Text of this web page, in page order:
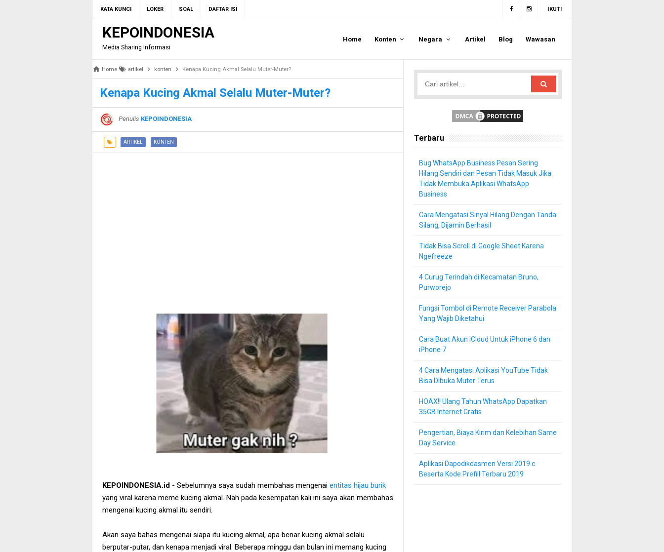
KATA KUNCI LOKER SOAL DAFTAR ISI IKUTI
KEPOINDONESIA
Media Sharing Informasi
Home Konten Negara Artikel Blog Wawasan
Home artikel konten Kenapa Kucing Akmal Selalu Muter-Muter?
Kenapa Kucing Akmal Selalu Muter-Muter?
Penulis KEPOINDONESIA
ARTIKEL KONTEN
KEPOINDONESIA.id - Sebelumnya saya sudah membahas mengenai entitas hijau burik
yang viral karena meme kucing akmal. Nah pada kesempatan kali ini saya akan membahas
mengenai kucing akmal itu sendiri.
Akan saya bahas mengenai siapa itu kucing akmal, apa benar kucing akmal selalu
berputar-putar, dan kenapa menjadi viral. Beberapa minggu dan bulan ini memang kucing
Terbaru
Bug WhatsApp Business Pesan Sering
Hilang Sendiri dan Pesan Tidak Masuk Jika
Tidak Membuka Aplikasi WhatsApp
Business
Cara Mengatasi Sinyal Hilang Dengan Tanda
Silang, Dijamin Berhasil
Tidak Bisa Scroll di Google Sheet Karena
Ngefreeze
4 Curug Terindah di Kecamatan Bruno,
Purworejo
Fungsi Tombol di Remote Receiver Parabola
Yang Wajib Diketahui
Cara Buat Akun iCloud Untuk iPhone 6 dan
iPhone 7
4 Cara Mengatasi Aplikasi YouTube Tidak
Bisa Dibuka Muter Terus
HOAX!! Ulang Tahun WhatsApp Dapatkan
35GB Internet Gratis
Pengertian, Biaya Kirim dan Kelebihan Same
Day Service
Aplikasi Dapodikdasmen Versi 2019.c
Beserta Kode Prefill Terbaru 2019